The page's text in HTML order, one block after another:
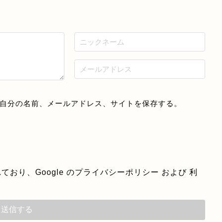
分の名前、メールアドレス、サイトを保存する。
おり、Google のプライバシーポリシー および 利